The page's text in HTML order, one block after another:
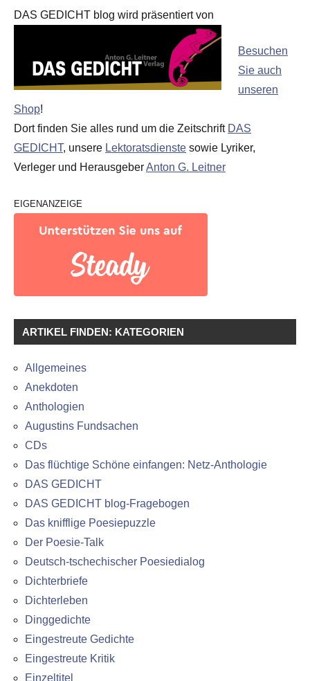
DAS GEDICHT blog wird präsentiert von
Besuchen
Sie auch
unseren
Shop!
Dort finden Sie alles rund um die Zeitschrift DAS
GEDICHT, unsere Lektoratsdienste sowie Lyriker,
Verleger und HerausgeberAnton G. Leitner
EIGENANZEIGE
ARTIKEL FINDEN: KATEGORIEN
Allgemeines
Anekdoten
Anthologien
Augustins Fundsachen
CDs
Das flüchtige Schöne einfangen: Netz-Anthologie
DAS GEDICHT
DAS GEDICHT blog-Fragebogen
Das knifflige Poesiepuzzle
Der Poesie-Talk
Deutsch-tschechischer Poesiedialog
Dichterbriefe
Dichterleben
Dinggedichte
Eingestreute Gedichte
Eingestreute Kritik
Einzeltitel